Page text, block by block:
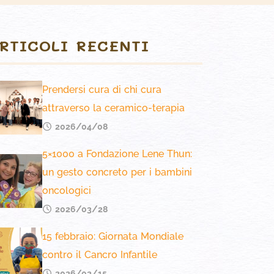
RECENTI
Prendersi cura di chi cura
attraverso la ceramico-terapia
2026/04/08
5×1000 a Fondazione Lene Thun:
un gesto concreto per i bambini
oncologici
2026/03/28
15 febbraio: Giornata Mondiale
contro il Cancro Infantile